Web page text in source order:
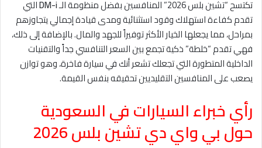
تكتسح “تشين بلس 2026” المنافسين بفضل منظومة الـ
DM-iالتي
تقدم كفاءة استهلاك وقود استثنائية ومدى قيادة إجمالي يتجاوزهم
بمراحل، مما يجعلها الخيار الأكثر توفيراً للجهد والمال. بالإضافة إلى ذلك،
فهي تقدم “خلطة” ذكية تجمع بين السعر التنافسي جداً والتقنيات
الداخلية المتطورة التي تجعلك تشعر أنك في سيارة فاخرة، وهو توازن
يصعب على المنافسين التقليديين تحقيقه بنفس القيمة.
رأي خبراء السيارات في السعودية
حول بي واي دي تشين بلس 2026